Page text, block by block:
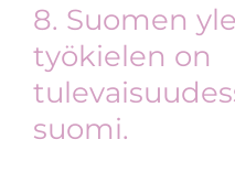
8. Suomen
työkielen on
suomi.